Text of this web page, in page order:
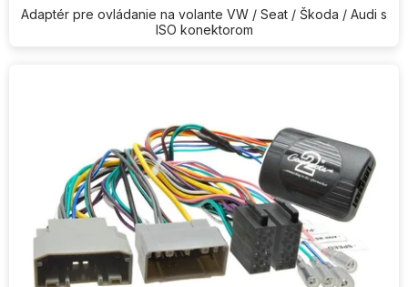
Adaptér pre ovládanie na volante VW / Seat / Škoda / Audi s
ISO konektorom